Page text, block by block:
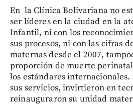
En la Clínica Bolivariana no
ser líderes en la ciudad en la
Infantil, ni con los
sus procesos, ni con las cifras
maternas desde el 2007,
proporción de muerte
los estándares
sus servicios, invirtieron en
reinauguraron su unidad